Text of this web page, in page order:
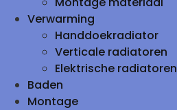
Verwarming
Handdoekradiator
Verticale radiatoren
Elektrische radiatoren
Baden
Montage